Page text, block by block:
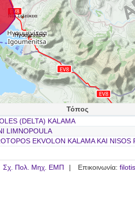
Νέα Σελεύκεια
Ηγουμενίτσα
Τόπος
(DELTA) KALAMA
LIMNOPOULA
EKVOLON KALAMA KAI NISOS
Σχ. Πολ. Μηχ. ΕΜΠ Επικοινωνία: